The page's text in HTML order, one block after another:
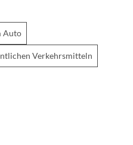
Auto
Verkehrsmitteln